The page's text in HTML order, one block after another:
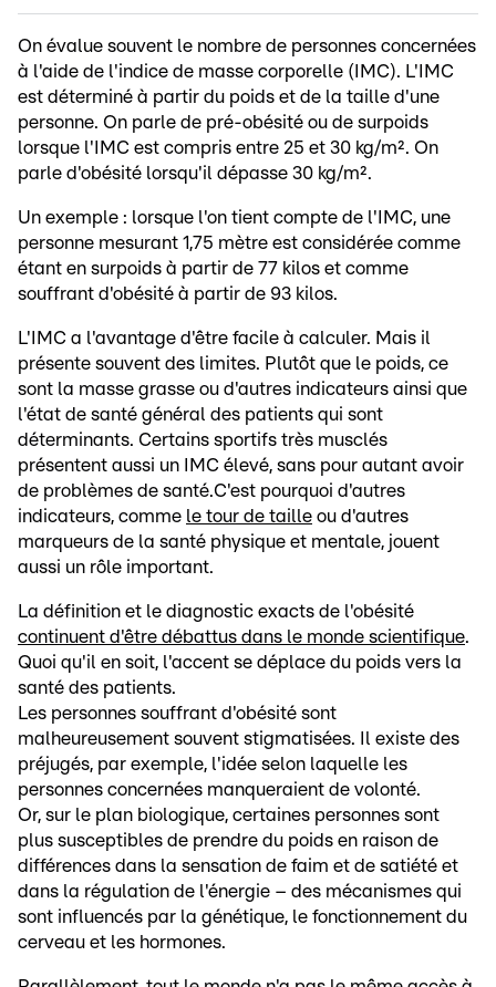
On évalue souvent le nombre de personnes concernées
à l'aide de l'indice de masse corporelle (IMC). L'IMC
est déterminé à partir du poids et de la taille d'une
personne. On parle de pré-obésité ou de surpoids
lorsque l'IMC est compris entre 25 et 30 kg/m². On
parle d'obésité lorsqu'il dépasse 30 kg/m².
Un exemple : lorsque l'on tient compte de l'IMC, une
personne mesurant 1,75 mètre est considérée comme
étant en surpoids à partir de 77 kilos et comme
souffrant d'obésité à partir de 93 kilos.
L'IMC a l'avantage d'être facile à calculer. Mais il
présente souvent des limites. Plutôt que le poids, ce
sont la masse grasse ou d'autres indicateurs ainsi que
l'état de santé général des patients qui sont
déterminants. Certains sportifs très musclés
présentent aussi un IMC élevé, sans pour autant avoir
de problèmes de santé.C'est pourquoi d'autres
indicateurs, comme le tour de taille ou d'autres
marqueurs de la santé physique et mentale, jouent
aussi un rôle important.
La définition et le diagnostic exacts de l'obésité
continuent d'être débattus dans le monde scientifique.
Quoi qu'il en soit, l'accent se déplace du poids vers la
santé des patients.
Les personnes souffrant d'obésité sont
malheureusement souvent stigmatisées. Il existe des
préjugés, par exemple, l'idée selon laquelle les
personnes concernées manqueraient de volonté.
Or, sur le plan biologique, certaines personnes sont
plus susceptibles de prendre du poids en raison de
différences dans la sensation de faim et de satiété et
dans la régulation de l'énergie – des mécanismes qui
sont influencés par la génétique, le fonctionnement du
cerveau et les hormones.